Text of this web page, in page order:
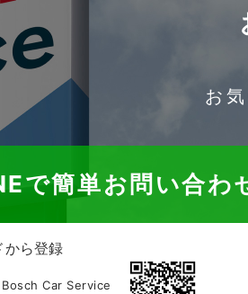
お
で簡単お問い合わ
から登録
Bosch Car Service